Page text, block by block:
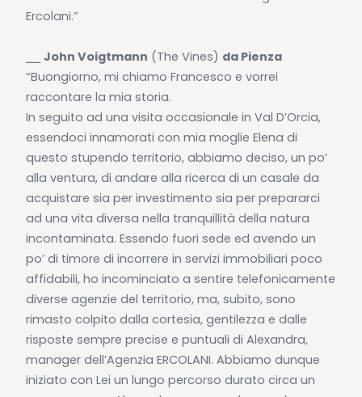
Ercolani.”
John Voigtmann (The Vines) da Pienza
“Buongiorno, mi chiamo Francesco e vorrei
raccontare la mia storia.
In seguito ad una visita occasionale in Val D’Orcia,
essendoci innamorati con mia moglie Elena di
questo stupendo territorio, abbiamo deciso, un po’
alla ventura, di andare alla ricerca di un casale da
acquistare sia per investimento sia per prepararci
ad una vita diversa nella tranquillità della natura
incontaminata. Essendo fuori sede ed avendo un
po’ di timore di incorrere in servizi immobiliari poco
affidabili, ho incominciato a sentire telefonicamente
diverse agenzie del territorio, ma, subito, sono
rimasto colpito dalla cortesia, gentilezza e dalle
risposte sempre precise e puntuali di Alexandra,
manager dell’Agenzia ERCOLANI. Abbiamo dunque
iniziato con Lei un lungo percorso durato circa un